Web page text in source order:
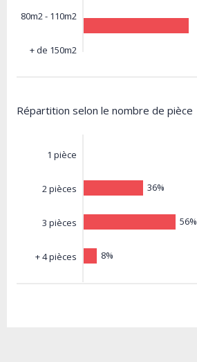
80m2 - 110m2
+ de 150m2
Répartition selon le nombre de pièce
1 pièce
2 pièces
3 pièces
+ 4 pièces
36%
56%
8%